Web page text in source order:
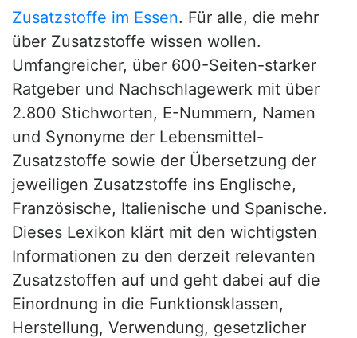
Zusatzstoffe im Essen. Für alle, die mehr
über Zusatzstoffe wissen wollen.
Umfangreicher, über 600-Seiten-starker
Ratgeber und Nachschlagewerk mit über
2.800 Stichworten, E-Nummern, Namen
und Synonyme der Lebensmittel-
Zusatzstoffe sowie der Übersetzung der
jeweiligen Zusatzstoffe ins Englische,
Französische, Italienische und Spanische.
Dieses Lexikon klärt mit den wichtigsten
Informationen zu den derzeit relevanten
Zusatzstoffen auf und geht dabei auf die
Einordnung in die Funktionsklassen,
Herstellung, Verwendung, gesetzlicher